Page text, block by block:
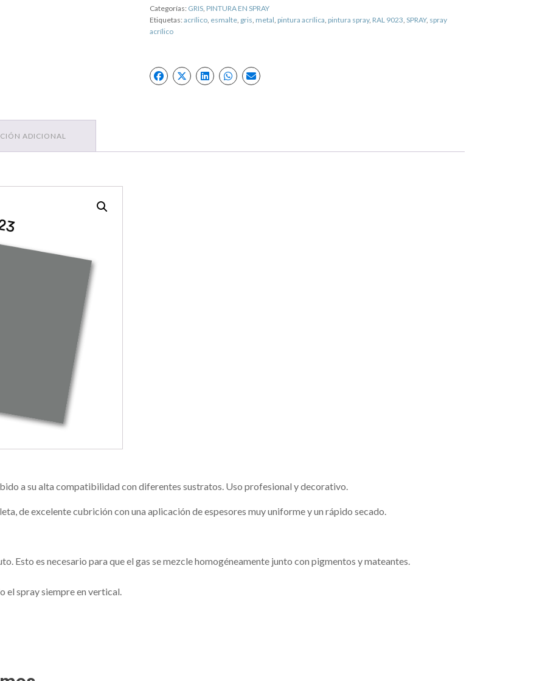
Categorías: GRIS, PINTURA EN SPRAY
Etiquetas: acrílico, esmalte, gris, metal, pintura acrílica, pintura spray, RAL 9023, SPRAY, spray
acrílico
ADICIONAL
a su alta compatibilidad con diferentes sustratos. Uso profesional y decorativo.
de excelente cubrición con una aplicación de espesores muy uniforme y un rápido secado.
Esto es necesario para que el gas se mezcle homogéneamente junto con pigmentos y mateantes.
el spray siempre en vertical.